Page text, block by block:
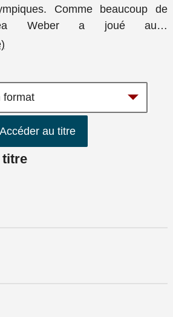
Comme beaucoup de
Weber a joué au…
Accéder au titre
titre